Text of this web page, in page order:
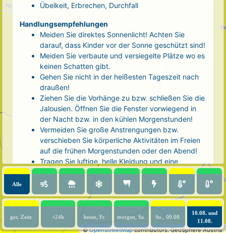
©OpenStreetMapcontributors. GeoSphere Austria
Übelkeit, Erbrechen, Durchfall
Handlungsempfehlungen
Meiden Sie direktes Sonnenlicht! Achten Sie
darauf, dass Kinder vor der Sonne geschützt sind!
Meiden Sie verbaute und versiegelte Plätze wo es
keinen Schatten gibt.
Gehen Sie nicht in der heißesten Tageszeit nach
draußen!
Ziehen Sie die Vorhänge zu bzw. schließen Sie die
Jalousien. Öffnen Sie die Fenster vorwiegend in
der Nacht bzw. in den kühlen Morgenstunden!
Vermeiden Sie große Anstrengungen bzw.
verschieben Sie körperliche Aktivitäten im Freien
auf die frühen Morgenstunden oder den Abend!
Tragen Sie luftige, helle Kleidung und eine
Kopfbedeckung!
Nehmen Sie eine kühle Dusche! Auch kalte Arm-
und Fußbäder wirken entlastend.
Trinken Sie ausreichend und regelmäßig
(mindestens 2 - 3 Liter pro Tag)! Optimal sind
Wasser, ungesüßter Tee oder mit Wasser
Alle
ges. Zeitr. +24h heute, Fr. morgen, Sa. So., 09.08.
10.08. und
11.08.